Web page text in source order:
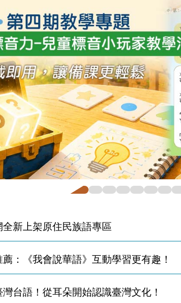
新上架原住民族語專區
：《我會說華語》互動學習更有趣！
台語！從耳朵開始認識臺灣文化！